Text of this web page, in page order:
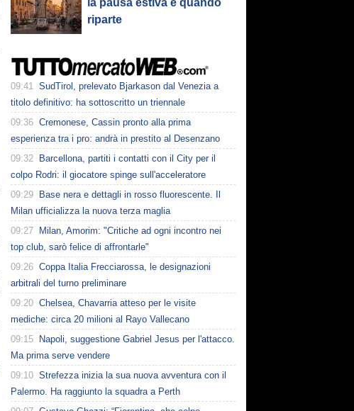
la pausa estiva e quando
riparte
09:41 SudTirol, prelevato Bjarkason dal Venezia a
titolo definitivo: ha sottoscritto un triennale
09:36 Cremonese, Cassin pronto alla prima
esperienza tra i pro: andrà in prestito al Desenzano
09:32
Barcellona, partiti i contatti con il City per il
colpo Rodri: il giocatore spinge sull'acceleratore
09:29
Base nera e dettagli in rosso fluorescente. Il
Milan ufficializza la nuova terza maglia
09:27
Milan, Amorim: "Critiche ad ogni incontro nei
top club, sarò felice di affrontarle"
09:26 Coppa Italia Frecciarossa, le designazioni
arbitrali del turno preliminare
09:20 Chelsea, Chavarria atteso per le visite
mediche: circa 20 milioni al Rayo Vallecano
09:15
Napoli, suggestione Gabriel Jesus per l'attacco.
Ma prima serve vendere
09:10 Strefezza inizia la sua nuova avventura con il
Palermo. Ha raggiunto la squadra a Perth